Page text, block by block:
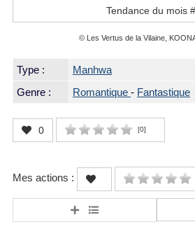
Tendance du mois #
© Les Vertus de la Vilaine,
Type :
Manhwa
Genre :
Romantique - Fantastique
0 [0]
Mes actions :